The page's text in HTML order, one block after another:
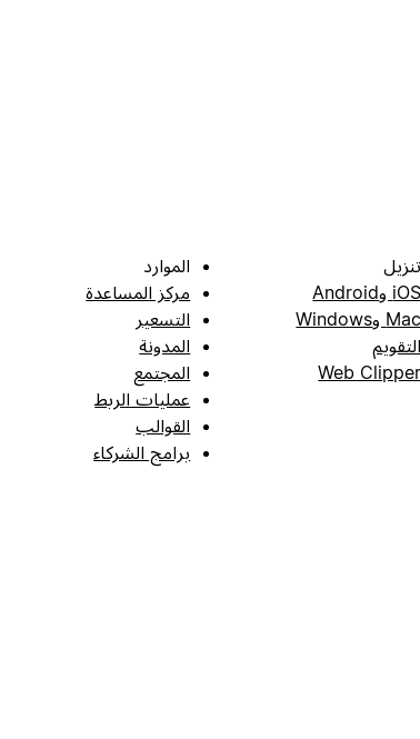
تنزيل
iOS وAndroid
Mac وWindows
التقويم
Web Clipper
الموارد
مركز المساعدة
التسعير
المدونة
المجتمع
عمليات الربط
القوالب
برامج الشركاء